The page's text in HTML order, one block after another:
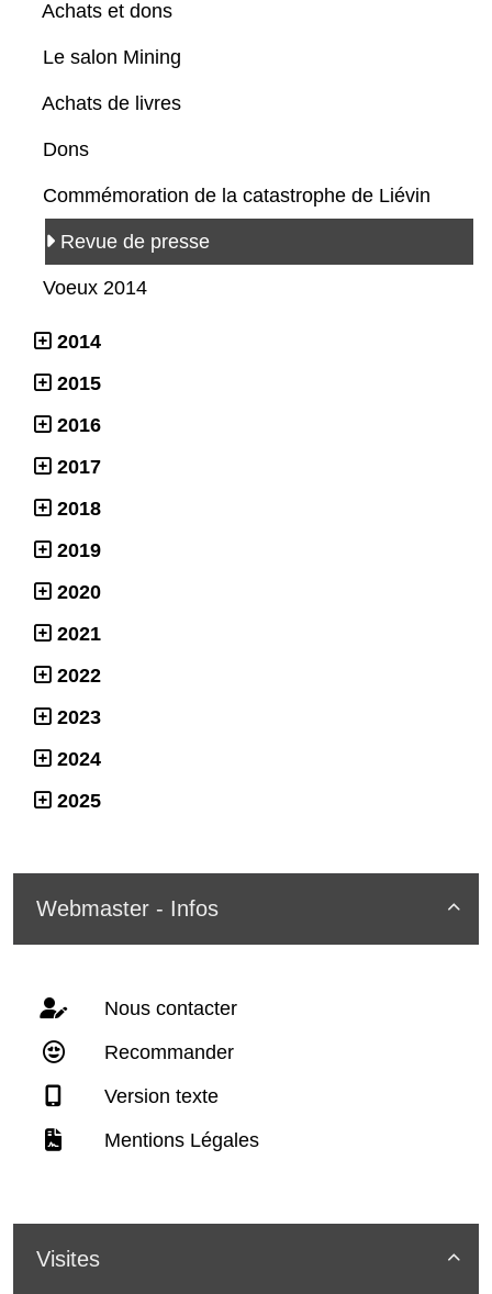
Achats et dons
Le salon Mining
Achats de livres
Dons
Commémoration de la catastrophe de Liévin
Revue de presse
Voeux 2014
2014
2015
2016
2017
2018
2019
2020
2021
2022
2023
2024
2025

Webmaster - Infos
Nous contacter
Recommander
Version texte
Mentions Légales

Visites